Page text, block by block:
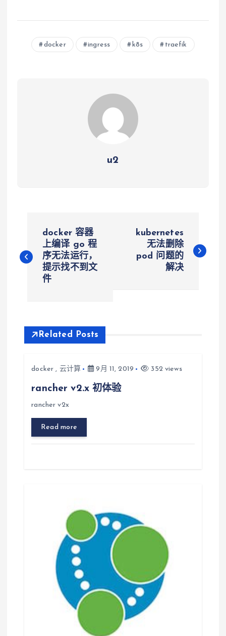
docker ingress k8s traefik
u2
章
docker 容器
上编译 go 程
序无法运行，
提示找不到文
件
kubernetes
无法删除
pod 问题的
解决
Related Posts
docker , 云计算 9月 11, 2019 352 views
rancher v2.x 初体验
rancher v2x
Read more